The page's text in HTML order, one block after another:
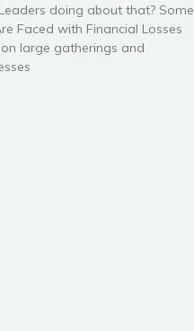
doing about that? Some
Faced with Financial Losses
large gatherings and